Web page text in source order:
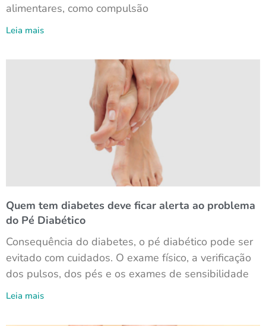
alimentares, como compulsão
Leia mais
Quem tem diabetes deve ficar alerta ao problema
do Pé Diabético
Consequência do diabetes, o pé diabético pode ser
evitado com cuidados. O exame físico, a verificação
dos pulsos, dos pés e os exames de sensibilidade
Leia mais